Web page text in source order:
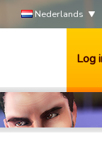
Nederlands
Log